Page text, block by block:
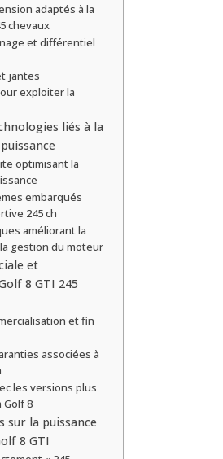
adaptés à la
chevaux
et différentiel
jantes
exploiter la
liés à la
optimisant la
embarqués
245 ch
améliorant la
gestion du moteur
et
8 GTI 245
et fin
associées à
les versions plus
Golf 8
sur la puissance
8 GTI